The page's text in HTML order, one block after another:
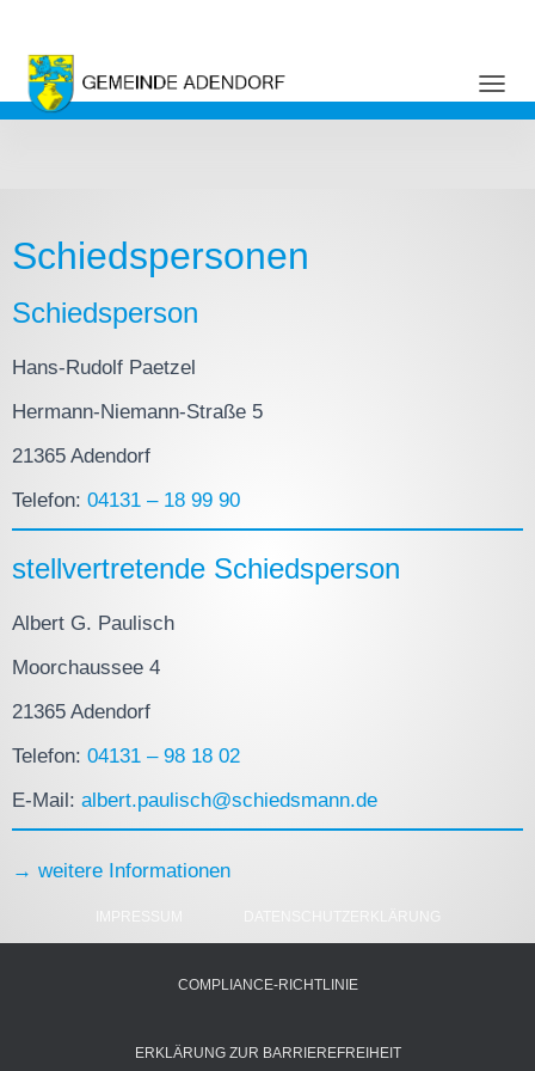
Schiedspersonen
Schiedsperson
Hans-Rudolf Paetzel
Hermann-Niemann-Straße 5
21365 Adendorf
Telefon: 04131 – 18 99 90
stellvertretende Schiedsperson
Albert G. Paulisch
Moorchaussee 4
21365 Adendorf
Telefon: 04131 – 98 18 02
E-Mail: albert.paulisch@schiedsmann.de
→ weitere Informationen
COMPLIANCE-RICHTLINIE
ERKLÄRUNG ZUR BARRIEREFREIHEIT